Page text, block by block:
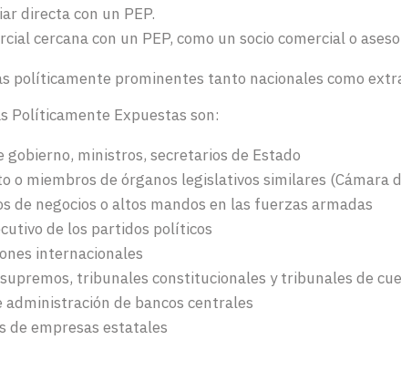
directa con un PEP.
cercana con un PEP, como un socio comercial o
políticamente prominentes tanto nacionales como
Políticamente Expuestas son:
gobierno, ministros, secretarios de Estado
o miembros de órganos legislativos similares (Cámara
de negocios o altos mandos en las fuerzas armadas
de los partidos políticos
internacionales
tribunales constitucionales y tribunales de
administración de bancos centrales
de empresas estatales